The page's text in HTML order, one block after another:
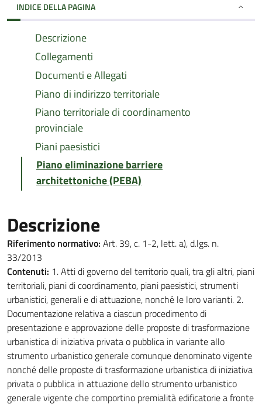
INDICE DELLA PAGINA
Descrizione
Collegamenti
Documenti e Allegati
Piano di indirizzo territoriale
Piano territoriale di coordinamento
provinciale
Piani paesistici
Piano eliminazione barriere
architettoniche (PEBA)
Descrizione
Riferimento normativo: Art. 39, c. 1-2, lett. a), d.lgs. n.
33/2013
Contenuti: 1. Atti di governo del territorio quali, tra gli altri, piani
territoriali, piani di coordinamento, piani paesistici, strumenti
urbanistici, generali e di attuazione, nonché le loro varianti. 2.
Documentazione relativa a ciascun procedimento di
presentazione e approvazione delle proposte di trasformazione
urbanistica di iniziativa privata o pubblica in variante allo
strumento urbanistico generale comunque denominato vigente
nonché delle proposte di trasformazione urbanistica di iniziativa
privata o pubblica in attuazione dello strumento urbanistico
generale vigente che comportino premialità edificatorie a fronte